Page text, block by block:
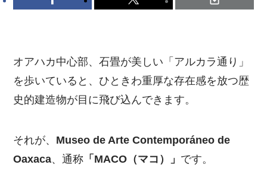
オアハカ中心部、石畳が美しい「アルカラ通り」
を歩いていると、ひときわ重厚な存在感を放つ歴
史的建造物が目に飛び込んできます。
それが、 Museo de Arte Contemporáneo de
Oaxaca、通称 「MACO（マコ）」 です。